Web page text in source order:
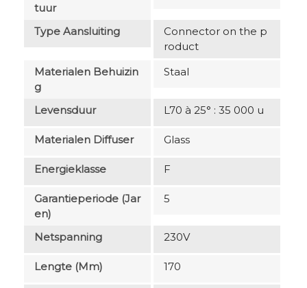
Tuur
Type Aansluiting
Connector on the p
roduct
Materialen Behuizin
G
Staal
Levensduur L70 à 25° : 35 000 u
Materialen Diffuser Glass
Energieklasse F
Garantieperiode (jar
En)
5
Netspanning 230V
Lengte (mm) 170